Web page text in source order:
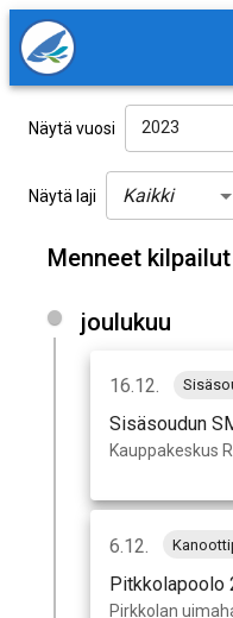
Näytä vuosi 2023
Näytä laji Kaikki
Menneet kilpailut
joulukuu
16.12.
Sisäsoudun
Kauppakeskus
6.12.
Pitkkolapoolo
Pirkkolan